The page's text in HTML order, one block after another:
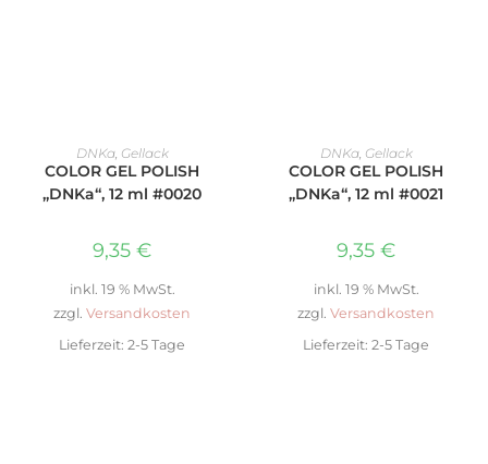
IN DEN WARENKORB
DNKa, Gellack
COLOR GEL POLISH
„DNKa“, 12 ml #0020
9,35 €
inkl. 19 % MwSt.
zzgl. Versandkosten
Lieferzeit: 2-5 Tage
IN DEN WARENKORB
DNKa, Gellack
COLOR GEL POLISH
„DNKa“, 12 ml #0021
9,35 €
inkl. 19 % MwSt.
zzgl. Versandkosten
Lieferzeit: 2-5 Tage